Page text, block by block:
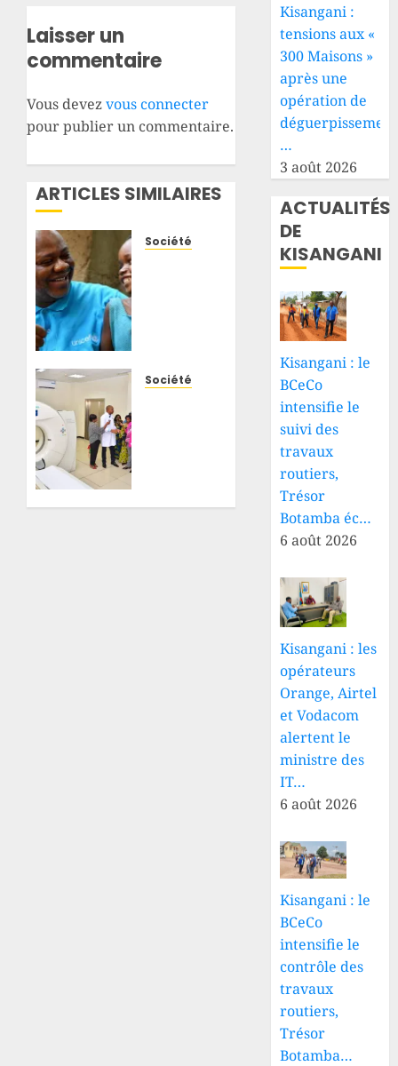
Laisser un
commentaire
Vous devezvous connecter
pour publier un commentaire.
ARTICLES SIMILAIRES
Société
d’Ebola,
Société
Kisangani :
tensions aux «
300 Maisons »
après une
opération de
…
3 août 2026
ACTUALITÉS
DE
KISANGANI
Kisangani : le
BCeCo
intensifie le
suivi des
travaux
routiers,
Trésor
Botamba éc…
6 août 2026
Kisangani : les
opérateurs
Orange, Airtel
et Vodacom
alertent le
ministre des
IT…
6 août 2026
Kisangani : le
BCeCo
intensifie le
contrôle des
travaux
routiers,
Trésor
Botamba…